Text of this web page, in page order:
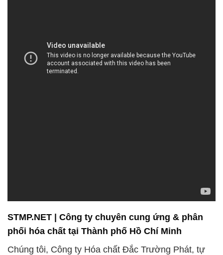
STMP.NET | Công ty chuyên cung ứng & phân
phối hóa chất tại Thành phố Hồ Chí Minh
Chúng tôi, Công ty Hóa chất Đắc Trường Phát, tự